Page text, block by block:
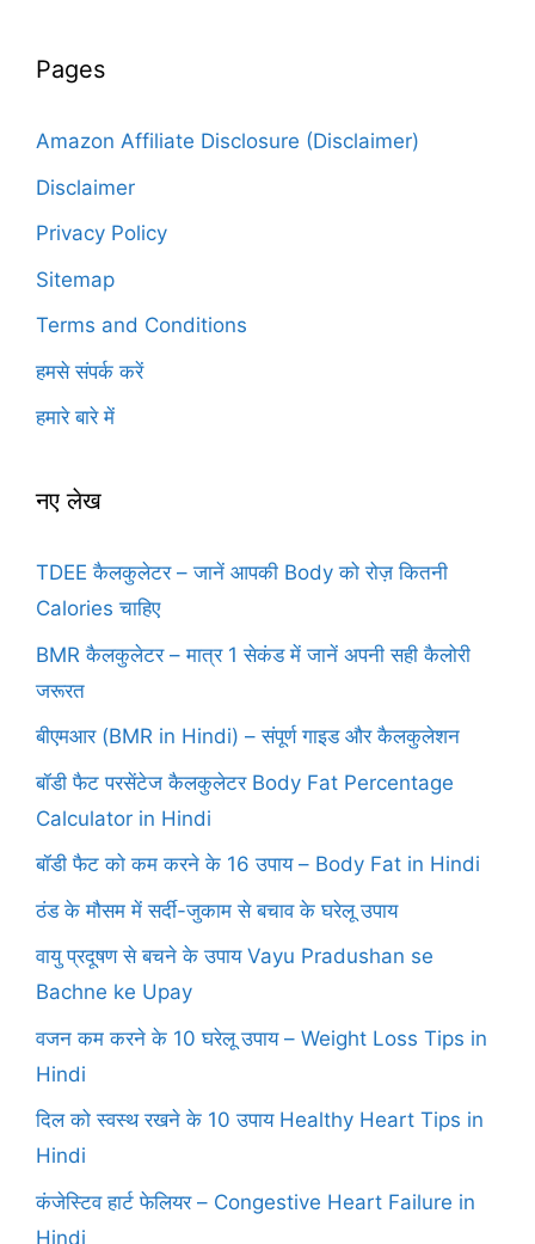
Pages
Amazon Affiliate Disclosure (Disclaimer)
Disclaimer
Privacy Policy
Sitemap
Terms and Conditions
हमसे संपर्क करें
हमारे बारे में
नए लेख
TDEE कैलकुलेटर – जानें आपकी Body को रोज़ कितनी
Calories चाहिए
BMR कैलकुलेटर – मात्र 1 सेकंड में जानें अपनी सही कैलोरी
जरूरत
बीएमआर (BMR in Hindi) – संपूर्ण गाइड और कैलकुलेशन
बॉडी फैट परसेंटेज कैलकुलेटर Body Fat Percentage
Calculator in Hindi
बॉडी फैट को कम करने के 16 उपाय – Body Fat in Hindi
ठंड के मौसम में सर्दी-जुकाम से बचाव के घरेलू उपाय
वायु प्रदूषण से बचने के उपाय Vayu Pradushan se
Bachne ke Upay
वजन कम करने के 10 घरेलू उपाय – Weight Loss Tips in
Hindi
दिल को स्वस्थ रखने के 10 उपाय Healthy Heart Tips in
Hindi
कंजेस्टिव हार्ट फेलियर – Congestive Heart Failure in
Hindi